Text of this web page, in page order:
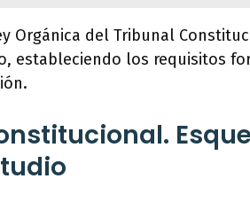
Orgánica del Tribunal
estableciendo los requisitos